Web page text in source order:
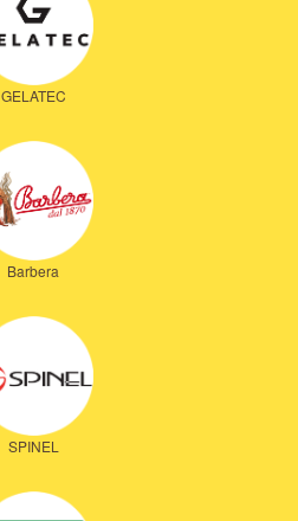
GELATEC
Barbera
SPINEL